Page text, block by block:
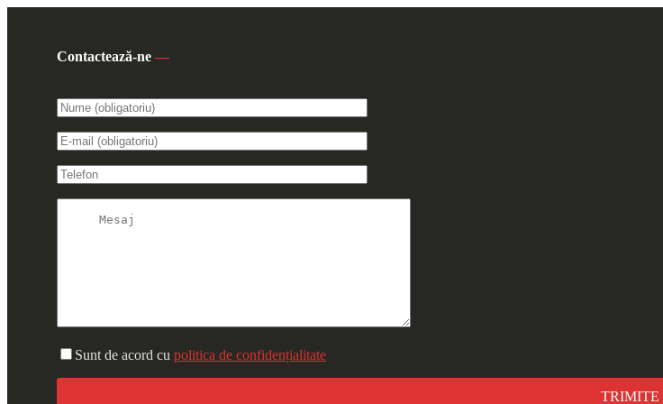
Contactează-ne —
Sunt de acord cu politica de confidențialitate